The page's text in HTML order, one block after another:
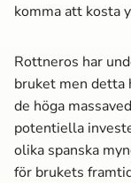
komma att kosta
Rottneros har
bruket men detta
de höga
potentiella
olika spanska
för brukets